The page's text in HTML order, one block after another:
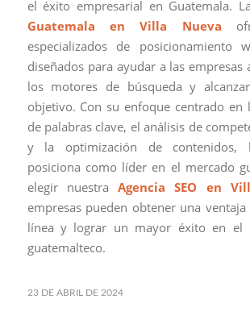
el éxito empresarial en Guatemala. La
Guatemala en Villa Nueva
especializados de posicionamiento
diseñados para ayudar a las empresas
los motores de búsqueda y
objetivo. Con su enfoque centrado en
de palabras clave, el análisis de
y la optimización de contenidos,
posiciona como líder en el mercado
elegir nuestraAgencia SEO en
empresas pueden obtener una
línea y lograr un mayor éxito en el
guatemalteco.
23 DE ABRIL DE 2024